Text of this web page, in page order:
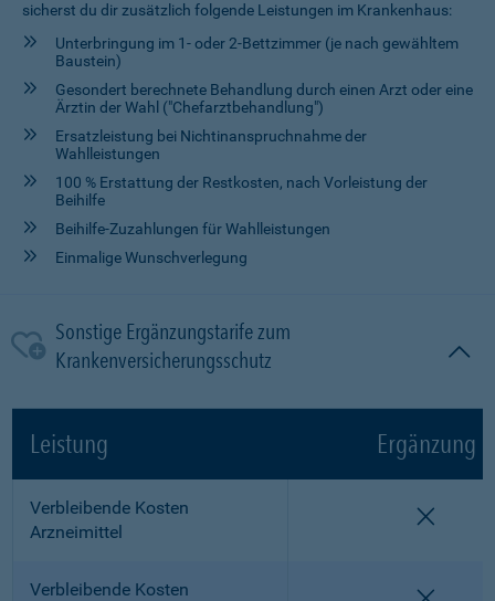
sicherst du dir zusätzlich folgende Leistungen im Krankenhaus:
Unterbringung im 1- oder 2-Bettzimmer (je nach gewähltem
Baustein)
Gesondert berechnete Behandlung durch einen Arzt oder eine
Ärztin der Wahl ("Chefarztbehandlung")
Ersatzleistung bei Nichtinanspruchnahme der
Wahlleistungen
100 % Erstattung der Restkosten, nach Vorleistung der
Beihilfe
Beihilfe-Zuzahlungen für Wahlleistungen
Einmalige Wunschverlegung
Sonstige Ergänzungstarife zum
Krankenversicherungsschutz
Leistung Ergänzung
Verbleibende Kosten
Arzneimittel
Verbleibende Kosten